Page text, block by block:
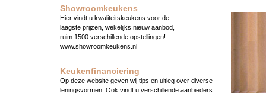
Showroomkeukens
Hier vindt u kwaliteitskeukens voor de
laagste prijzen, wekelijks nieuw aanbod,
ruim 1500 verschillende opstellingen!
www.showroomkeukens.nl
Keukenfinanciering
Op deze website geven wij tips en uitleg over diverse
leningsvormen. Ook vindt u verschillende aanbieders